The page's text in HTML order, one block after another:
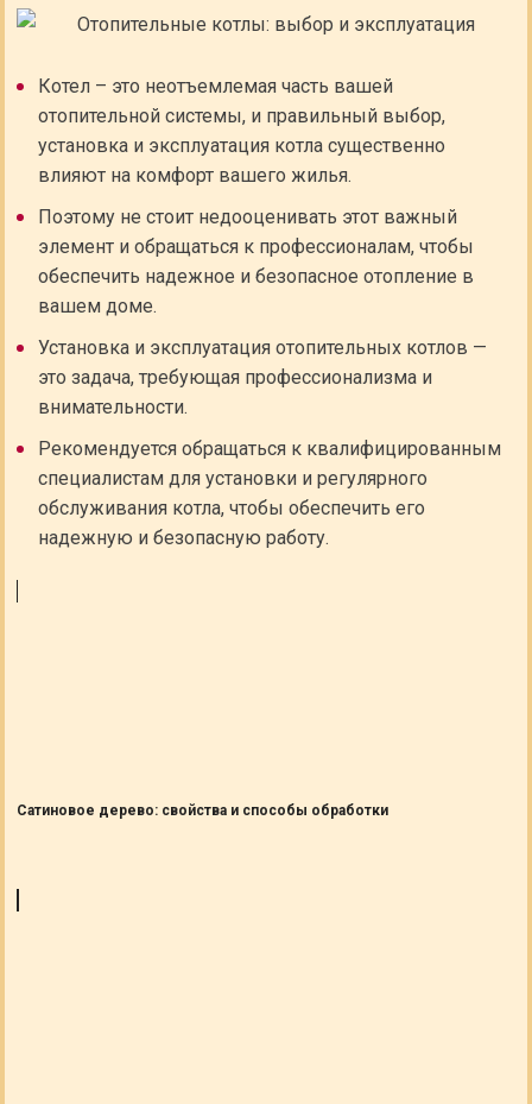
Котел – это неотъемлемая часть вашей
отопительной системы, и правильный выбор,
установка и эксплуатация котла существенно
влияют на комфорт вашего жилья.
Поэтому не стоит недооценивать этот важный
элемент и обращаться к профессионалам, чтобы
обеспечить надежное и безопасное отопление в
вашем доме.
Установка и эксплуатация отопительных котлов —
это задача, требующая профессионализма и
внимательности.
Рекомендуется обращаться к квалифицированным
специалистам для установки и регулярного
обслуживания котла, чтобы обеспечить его
надежную и безопасную работу.
Сатиновое дерево: свойства и способы обработки